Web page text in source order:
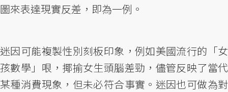
圖來表達現實反差，即為一例。
迷因可能複製性別刻板印象，例如美國流行的「女
孩數學」哏，揶揄女生頭腦差勁，儘管反映了當代
某種消費現象，但未必符合事實。迷因也可做為對